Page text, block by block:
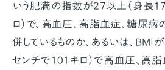
いう肥満の指数が27以上（身長
ロ）で、高血圧、高脂血症、糖尿病
併しているものか、あるいは、BMI
センチで101キロ）で高血圧、高